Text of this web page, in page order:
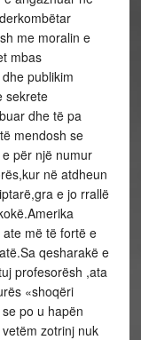
me moralin e
mbas
publikim
sekrete
dhe të pa
mendosh se
për një numur
në atdheun
e jo rrallë
më të fortë e
qesharakë e
profesorësh ,ata
«shoqëri
po u hapën
zotrinj nuk